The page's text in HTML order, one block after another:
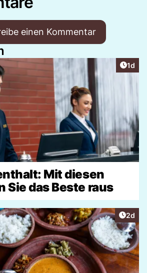
einen Kommentar
1d
Mit diesen
Sie das Beste raus
2d